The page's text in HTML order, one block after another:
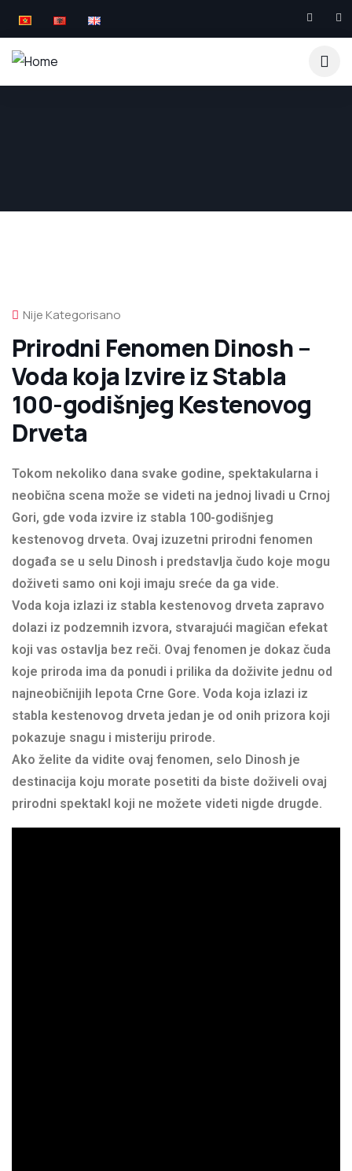
Nije Kategorisano
Prirodni Fenomen Dinosh –
Voda koja Izvire iz Stabla
100-godišnjeg Kestenovog
Drveta
Tokom nekoliko dana svake godine, spektakularna i
neobična scena može se videti na jednoj livadi u Crnoj
Gori, gde voda izvire iz stabla 100-godišnjeg
kestenovog drveta. Ovaj izuzetni prirodni fenomen
događa se u selu Dinosh i predstavlja čudo koje mogu
doživeti samo oni koji imaju sreće da ga vide.
Voda koja izlazi iz stabla kestenovog drveta zapravo
dolazi iz podzemnih izvora, stvarajući magičan efekat
koji vas ostavlja bez reči. Ovaj fenomen je dokaz čuda
koje priroda ima da ponudi i prilika da doživite jednu od
najneobičnijih lepota Crne Gore. Voda koja izlazi iz
stabla kestenovog drveta jedan je od onih prizora koji
pokazuje snagu i misteriju prirode.
Ako želite da vidite ovaj fenomen, selo Dinosh je
destinacija koju morate posetiti da biste doživeli ovaj
prirodni spektakl koji ne možete videti nigde drugde.